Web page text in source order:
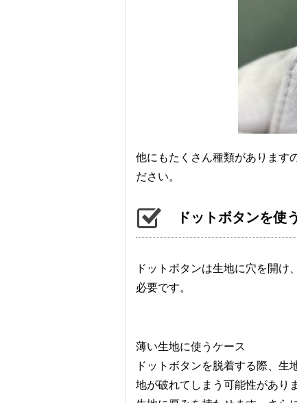
他にもたくさん種類があります
ださい。
ドットボタンを使
ドットボタンは生地に穴を開
必要です。
薄い生地に使うケース
ドットボタンを脱着する際、
地が破れてしまう可能性があり